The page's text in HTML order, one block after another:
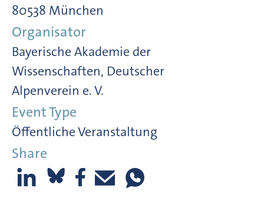
80538 München
Organisator
Bayerische Akademie der
Wissenschaften, Deutscher
Alpenverein e. V.
Event Type
Öffentliche Veranstaltung
Share